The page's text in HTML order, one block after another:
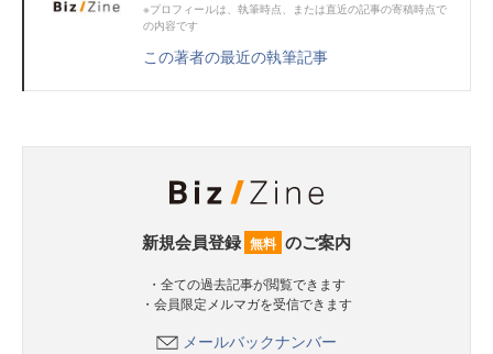
※プロフィールは、執筆時点、または直近の記事の寄稿時点で
の内容です
この著者の最近の執筆記事
新規会員登録 無料 のご案内
・全ての過去記事が閲覧できます
・会員限定メルマガを受信できます
メールバックナンバー